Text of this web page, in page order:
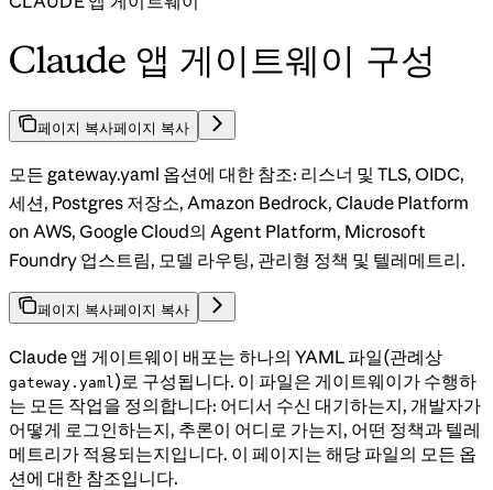
Claude 앱 게이트웨이 구성
페이지 복사페이지 복사
모든 gateway.yaml 옵션에 대한 참조: 리스너 및 TLS, OIDC,
세션, Postgres 저장소, Amazon Bedrock, Claude Platform
on AWS, Google Cloud의 Agent Platform, Microsoft
Foundry 업스트림, 모델 라우팅, 관리형 정책 및 텔레메트리.
페이지 복사페이지 복사
Claude 앱 게이트웨이 배포는 하나의 YAML 파일(관례상
gateway.yaml )로 구성됩니다. 이 파일은 게이트웨이가 수행하
는 모든 작업을 정의합니다: 어디서 수신 대기하는지, 개발자가
어떻게 로그인하는지, 추론이 어디로 가는지, 어떤 정책과 텔레
메트리가 적용되는지입니다. 이 페이지는 해당 파일의 모든 옵
션에 대한 참조입니다.